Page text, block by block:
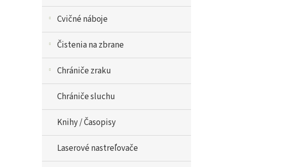
Cvičné náboje
Čistenia na zbrane
Chrániče zraku
Chrániče sluchu
Knihy / Časopisy
Laserové nastreľovače